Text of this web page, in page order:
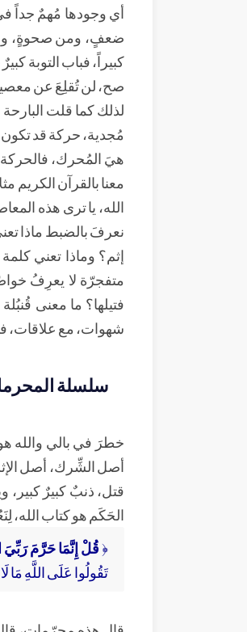
أي وجودها مُهمٌ جداً
ضعفٍ، ومن صحوةٍ،
كبيراً، فباب التوبة
صح، لن تُقلِعَ عن معصيةٍ
لذلك كما قلت
مُجدية، حركة قد تكون
هيَ المُحرك، فالحركة
معنا بالقرآن
الله، يا ترى هذه
نعرفَ بالضبط ماذا
إثم؟ وماذا تعني
متفجرّة لا يعرِفُ
فتيلها؟ ما معنى
شهوات، مع علاقات،
سلسلة
خطرَ في بالي والله
أصل الشِّرك، أصل
قتل، ذنبٌ كبيرٌ
الحَكَم هو كتاب الله،
﴿قُلْ إِنَّمَا حَرَّمَ
تَقُولُوا عَلَى اللَّهِ مَا لَا